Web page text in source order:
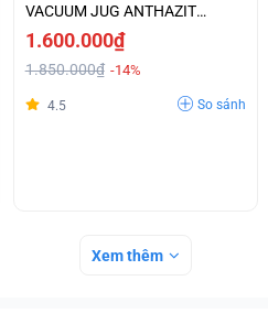
VACUUM JUG ANTHAZIT
-0690697390
1.600.000₫
1.850.000₫ -14%
4.5 So sánh
Xem thêm